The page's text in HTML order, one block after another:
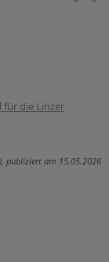
für die Linzer
publiziert am 15.05.2026